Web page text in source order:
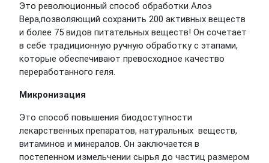
Это революционный способ обработки Алоэ
Вера,позволяющий сохранить 200 активных веществ
и более 75 видов питательных веществ! Он сочетает
в себе традиционную ручную обработку с этапами,
которые обеспечивают превосходное качество
переработанного геля.
Микронизация
Это способ повышения биодоступности
лекарственных препаратов, натуральных веществ,
витаминов и минералов. Он заключается в
постепенном измельчении сырья до частиц размером